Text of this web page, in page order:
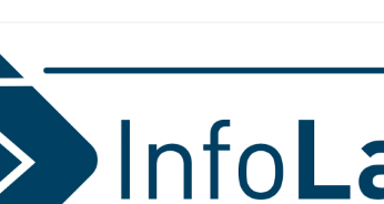
INFORMATIONEN ZUR
ANMELDUNG
ANMELDUNG FÜR KLASSEN
BERUFSORIENTIERUNGNEWSLETTER